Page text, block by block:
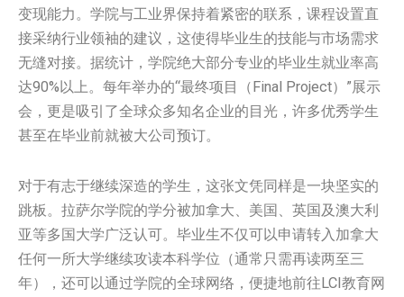
变现能力。学院与工业界保持着紧密的联系，课程设置直
接采纳行业领袖的建议，这使得毕业生的技能与市场需求
无缝对接。据统计，学院绝大部分专业的毕业生就业率高
达90%以上。每年举办的“最终项目（Final Project）”展示
会，更是吸引了全球众多知名企业的目光，许多优秀学生
甚至在毕业前就被大公司预订。
对于有志于继续深造的学生，这张文凭同样是一块坚实的
跳板。拉萨尔学院的学分被加拿大、美国、英国及澳大利
亚等多国大学广泛认可。毕业生不仅可以申请转入加拿大
任何一所大学继续攻读本科学位（通常只需再读两至三
年），还可以通过学院的全球网络，便捷地前往LCI教育网